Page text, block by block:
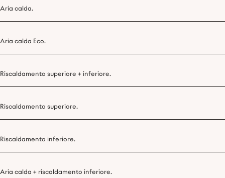
Aria calda.
Aria calda Eco.
Riscaldamento superiore + inferiore.
Riscaldamento superiore.
Riscaldamento inferiore.
Aria calda + riscaldamento inferiore.